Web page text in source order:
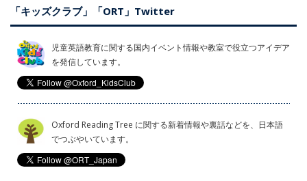
「キッズクラブ」「ORT」Twitter
児童英語教育に関する国内イベント情報や教室で役立つアイデア
を発信しています。
Oxford Reading Tree に関する新着情報や裏話などを、日本語
でつぶやいています。